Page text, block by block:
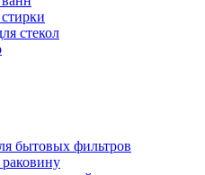
стекол
бытовых фильтров